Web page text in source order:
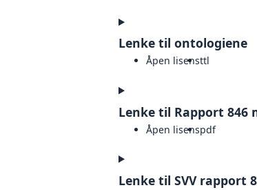
Lenke til ontologiene
Åpen lisensttl
Lenke til Rapport 846
Åpen lisenspdf
Lenke til SVV rapport